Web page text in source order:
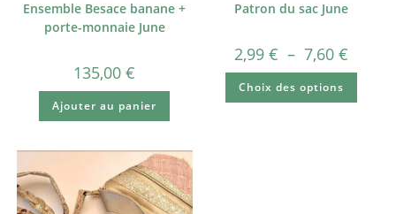
Ensemble Besace banane +
porte-monnaie June
135,00€
Ajouter au panier
Patron du sac June
2,99€ – 7,60€
Choix des options